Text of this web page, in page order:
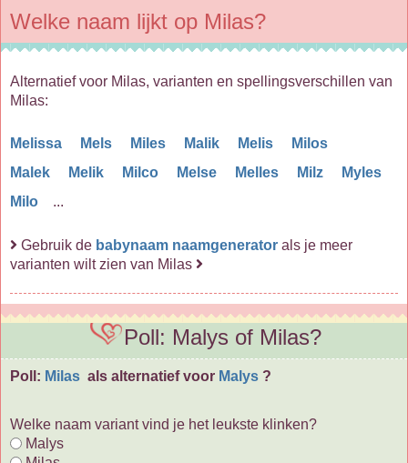
Welke naam lijkt op Milas?
Alternatief voor Milas, varianten en spellingsverschillen van
Milas:
Melissa Mels Miles Malik Melis
Milos
Malek
Melik Milco Melse Melles Milz
Myles
Milo
...
Gebruik de babynaam naamgenerator als je meer
varianten wilt zien van Milas
Poll: Malys of Milas?
Poll: Milas als alternatief voor Malys ?
Welke naam variant vind je het leukste klinken?
Malys